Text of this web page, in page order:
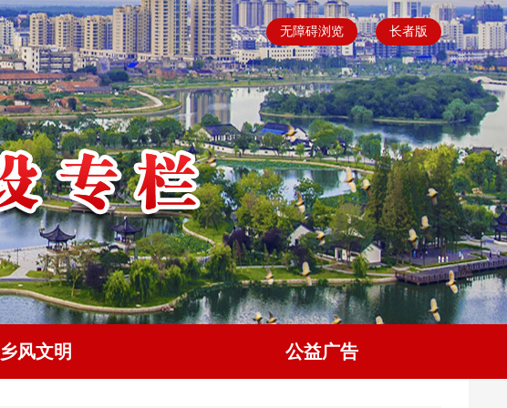
长者版
无障碍浏览
乡风文明 公益广告